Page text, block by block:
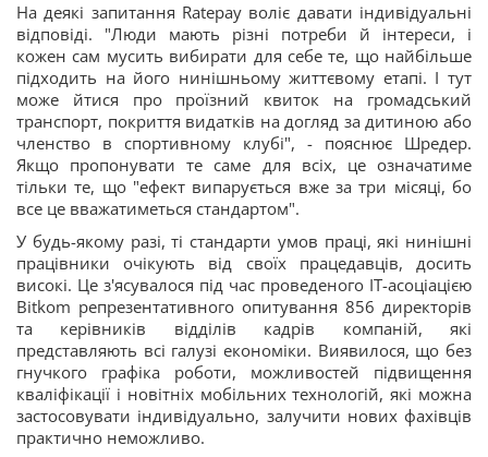
На деякі запитання Ratepay воліє давати індивідуальні
відповіді. "Люди мають різні потреби й інтереси, і
кожен сам мусить вибирати для себе те, що найбільше
підходить на його нинішньому життєвому етапі. І тут
може йтися про проїзний квиток на громадський
транспорт, покриття видатків на догляд за дитиною або
членство в спортивному клубі", - пояснює Шредер.
Якщо пропонувати те саме для всіх, це означатиме
тільки те, що "ефект випарується вже за три місяці, бо
все це вважатиметься стандартом".
У будь-якому разі, ті стандарти умов праці, які нинішні
працівники очікують від своїх працедавців, досить
високі. Це з'ясувалося під час проведеного ІТ-асоціацією
Bitkom репрезентативного опитування 856 директорів
та керівників відділів кадрів компаній, які
представляють всі галузі економіки. Виявилося, що без
гнучкого графіка роботи, можливостей підвищення
кваліфікації і новітніх мобільних технологій, які можна
застосовувати індивідуально, залучити нових фахівців
практично неможливо.